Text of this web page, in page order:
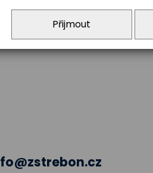
Přijmout